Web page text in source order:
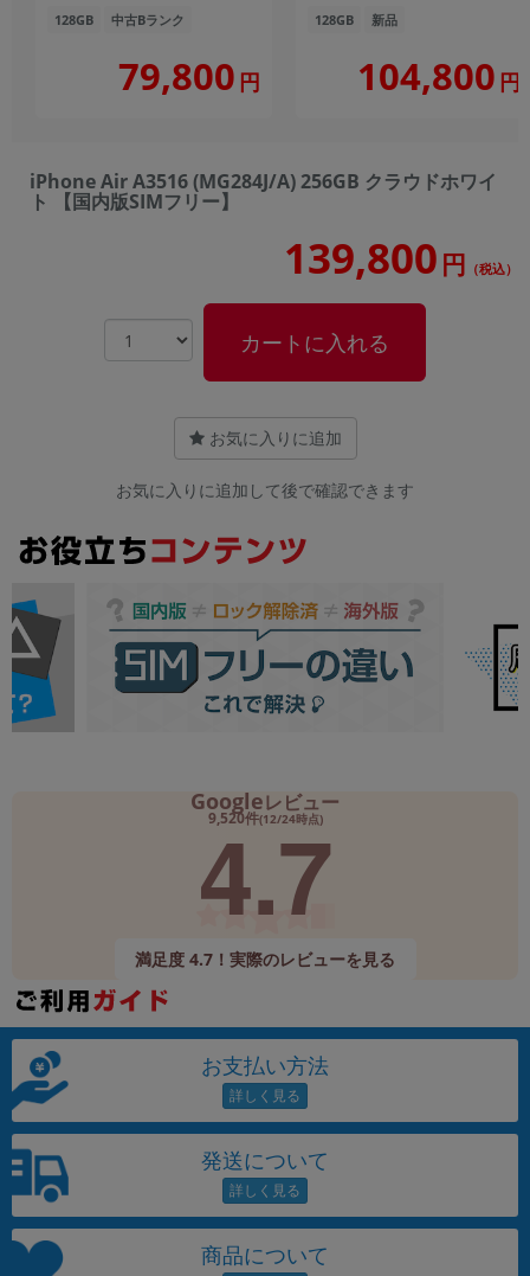
128GB 中古Bランク
79,800 円
128GB 新品
104,800 円
iPhone Air A3516 (MG284J/A) 256GB クラウドホワイ
ト 【国内版SIMフリー】
139,800 円 （税込）
カートに入れる
お気に入りに追加
お気に入りに追加して後で確認できます
Googleレビュー
9,520件(12/24時点)
4.7
満足度 4.7！実際のレビューを見る
お支払い方法
発送について
商品について